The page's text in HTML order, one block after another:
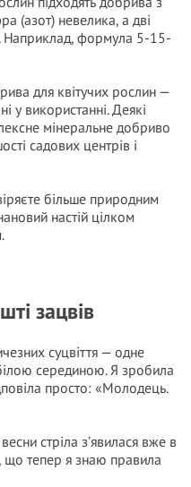
(азот) невелика, а дві
Наприклад, формула 5-15-
для квітучих рослин —
у використанні. Деякі
мінеральне добриво
садових центрів і
більше природним
настій цілком
зацвів
суцвіття — одне
серединою. Я зробила
просто: «Молодець.
стріла з’явилася вже в
що тепер я знаю правила